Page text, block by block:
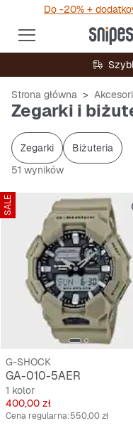
Do -20% +
Strona główna
Zegarki i
Zegarki
Biżuteria
51 wyników
SALE
G-SHOCK
GA-010-5AER
1 kolor
Cena
400,00 zł
Cena regularna:550,00 zł